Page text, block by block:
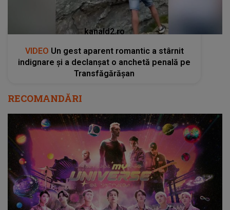
kanald2.ro
VIDEO Un gest aparent romantic a stârnit
indignare și a declanșat o anchetă penală pe
Transfăgărășan
RECOMANDĂRI